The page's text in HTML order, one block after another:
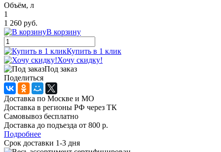
Объём, л
1
1 260 руб.
В корзину
Купить в 1 клик
Хочу скидку!
Под заказ
Поделиться
Доставка по Москве и МО
Доставка в регионы РФ через ТК
Самовывоз бесплатно
Доставка до подъезда от 800 р.
Подробнее
Срок доставки 1-3 дня